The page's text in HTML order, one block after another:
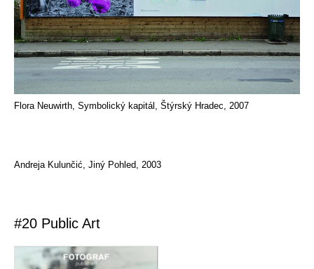
Flora Neuwirth, Symbolický kapitál, Štýrský Hradec, 2007
Andreja Kulunčić, Jiný Pohled, 2003
#20 Public Art